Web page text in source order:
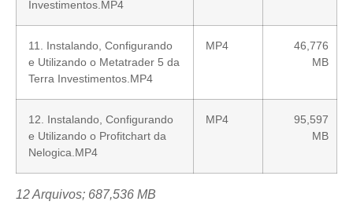
Investimentos.MP4
11. Instalando, Configurando
e Utilizando o Metatrader 5 da
Terra Investimentos.MP4
MP4
46,776
MB
12. Instalando, Configurando
e Utilizando o Profitchart da
Nelogica.MP4
MP4
95,597
MB
12 Arquivos; 687,536 MB